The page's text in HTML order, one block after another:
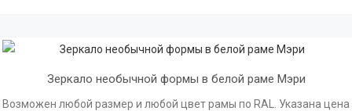
Зеркало необычной формы в белой раме Мэри
Возможен любой размер и любой цвет рамы по RAL. Указана цена